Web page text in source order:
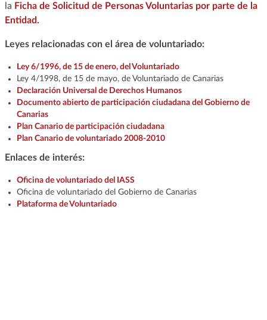
la Ficha de Solicitud de Personas Voluntarias por parte de la
Entidad.
Leyes relacionadas con el área de voluntariado:
Ley 6/1996, de 15 de enero, del Voluntariado
Ley 4/1998, de 15 de mayo, de Voluntariado de Canarias
Declaración Universal de Derechos Humanos
Documento abierto de participación ciudadana del Gobierno de
Canarias
Plan Canario de participación ciudadana
Plan Canario de voluntariado 2008-2010
Enlaces de interés:
Oficina de voluntariado del IASS
Oficina de voluntariado del Gobierno de Canarias
Plataforma de Voluntariado